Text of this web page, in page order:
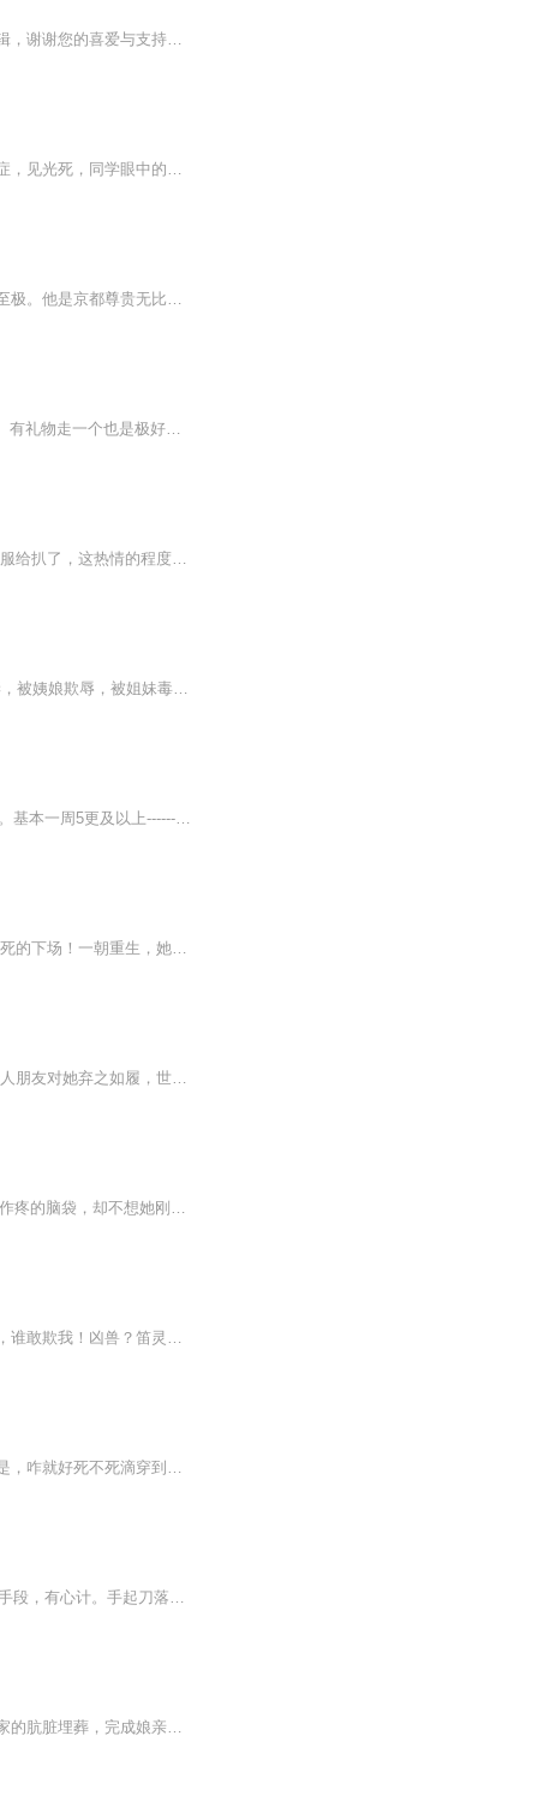
现代金牌杀手穿越古代公主，腥风血雨即将拉开帷幕，敬请关注……欢迎关注主播、订阅专辑，谢谢您的喜爱与支持哦(●'◡'●)
文案：U大附中的阎澄，红三代，长得帅，性格不骄不 躁，脾气偶尔略爆插班生纪悄，孤僻症，见光死，同学眼中的活死人，老师眼中的优等生。说的是外号"阎王"的高富帅看上了班里新来的白面书生，于是强取豪夺之。本以为那人最多是一个阴郁虚弱的白无常，却不知人家才是冷面冷心的活阎王。一句话文案：阎王遇上活阎王。 属性：对外霸气侧漏对受狗腿攻X对外阴郁刻薄对攻彪悍受
【内容简介】外界传，她仗着郡主身份，不敬祖母不睦姐妹，毒打姨娘残害府中子嗣，恶毒至极。他是京都尊贵无比，出入如众星捧月捧着，太后千般恩宠着的爷，无人敢忤逆的主子，九王爷赵曦！他说，“天底下向来无人敢给本王眼色瞧！受了委屈，就给本王欺负回...
公众号：六音阁 如果喜欢记得点订阅！更新就自动有提示！ 每集听完记得动动手指点个赞！ 有礼物走一个也是极好的！ 各位书友要是觉得还不错的话请不要忘记向您QQ群和微博里的朋友推荐哦！ 纵然时间流逝，我们依然年轻。 如果你愿意分享你自己的故事，我们将录制关于你的故事，给更多人分享不一样的生活感悟。 赶紧私信我们吧，接下来一起来听听我为你们分享小说吧！ 中西医学博士穿越成宰相府庶出五小姐，凭借着前世所学的武功和医术，惩治嫡出姐姐，斗倒嫡母，本以为一切都做得神不知鬼不觉，却早已被某个腹黑深沉的家伙所看透。 既然如此，那不妨一起联手，在这个阴谋环绕暗杀遍地的世界里，我助你成就伟业，你护我世世生生！
楚君贤说：“本王风流倜傥玉树临风，某日去剿匪遇到一女土匪，二话不说就上来把本王的衣服给扒了，这热情的程度令本王不敢回想......”唐梦幽反瞪：“自恋不是病，而是神经病，本小姐那日穿着比基尼，能下山见人吗？不扒你的衣服扒谁的？小气，王爷这么没...
作者，一捧雪。她，21世纪绝世神偷，却穿越为墨府人人欺凌的四小姐。 身为太子的未婚妻，被姨娘欺辱，被姐妹毒打，被叔婶陷害，被太子退婚。 当她成为她，双眸睁开，豁然重生，打姨娘斗姐妹，废兄长，搅的墨府翻天覆地。 他，战神王爷，面冷心冷，人称鬼王...
欢迎收听，穿越奇情 · 甜宠 · 幻想《腹黑太子天降萌妃》，作者清溯，演播/后期，阿欣宝宝。基本一周5更及以上-----------------仅限练习！！无任何商业用途！！他是夏国太子，素有仙人之姿，聪明绝顶，年纪轻轻就带兵亲临战场，威慑天下。他不苟言笑，手...
（欢迎来扣群：棉花糖牧场-顺顺的群）前世，她错信渣男渣妹，落得个身败名裂、不得好死的下场！一朝重生，她誓要血债血偿，痛打蛇蝎庶妹，智斗狠毒姨娘，狂虐负心皇子，她冷眼相对，笑的一脸狂妄！然并卵，半路杀出个纨绔世子爷，她紧紧趴在他的胸膛，纤...
内容简介 上辈子出身书香世家，名满江南的大才女陆长歌遇人不淑，致使家族门风被污，亲人朋友对她弃之如履，世人对她嘲讽谩骂，唯一疼爱她的父母忧虑而亡。意外重生的陆长歌面对身边的豺狼虎豹，渣男痴女，为了破除上一世的凄惨结局，坚决表示要走一条不同...
“小心！” 她还没来得及睁开眼睛，一声惊呼就传入耳中。 乔语下意识地想要抬手揉一揉隐隐作疼的脑袋，却不想她刚刚抬手，顿觉胸口一阵锥心刺骨的痛传遍全身，随即她的手腕被人一把抓住。 什么人？ 出于本能，她一把反手抓住那人的手腕，却因为这一用力，...
一代绝色佳人，一场穿越生机。亲娘早逝？亲爹不爱？继母谋害？庶妹抢婚？哼，异能在手，谁敢欺我！凶兽？笛灵？遇到我百里妃叶，算你们倒霉！乖乖的听话服从命令！只是这个变态帝尊怎么回事？干嘛总是跟着她！“来，来，本尊罩着你！呵呵！”“哼，流氓滚...
无意中撞破了男友出轨，严小欣意外地被贱男一脚踹到魂穿，有谁比她悲剧？，可更悲剧的是，咋就好死不死滴穿到一堆儿王爷中间捏？……俗话说的好，要想死得早，王爷丛中跑！，更让她想不到是，穿越之后，还附赠狠毒姨娘一枚，腹黑妹妹一个，宅斗？不怕，斗...
她，有幸重活一世，一改之前风格，宅斗满级，装傻充愣，扮猪吃老虎，装疯卖傻，有手段，有心计。手起刀落，无人能挡； 他，令人闻风丧胆，心机深沉，腹黑无道。身为摄政王，权倾天下，手段狠辣。他的眼里只有她~
重生归来，沈清墨再不是温婉大方，端庄娴静的深闺女子。虐继母惩渣妹，脱离家族，将沈家的肮脏埋葬，完成娘亲临终前的嘱托，这才是她要做的事情！ 可，不小心惹到某只王爷，高冷王爷强取豪夺不说，分明还是个醋坛子，小心眼加变态狂！ 夜色深深，芙蓉帐内，沈清墨欺身上前，一脸挑衅。 “王爷，你今天晚上想！歇！息！” “本王不累，再来！”男人的语气充满了危险。 “去死！” ……